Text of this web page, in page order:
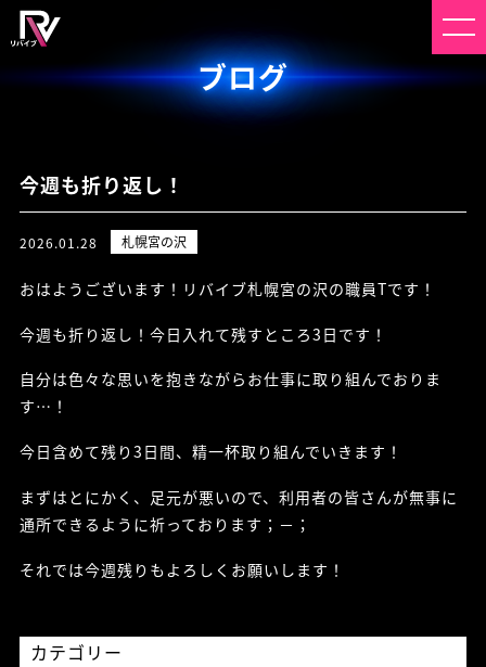
ブログ
今週も折り返し！
2026.01.28 札幌宮の沢
おはようございます！リバイブ札幌宮の沢の職員Tです！
今週も折り返し！今日入れて残すところ3日です！
自分は色々な思いを抱きながらお仕事に取り組んでおりま
す…！
今日含めて残り3日間、精一杯取り組んでいきます！
まずはとにかく、足元が悪いので、利用者の皆さんが無事に
通所できるように祈っております；－；
それでは今週残りもよろしくお願いします！
カテゴリー